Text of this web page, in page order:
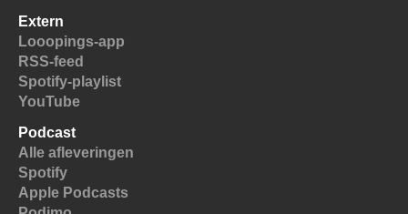
Extern
Looopings-app
RSS-feed
Spotify-playlist
YouTube
Podcast
Alle afleveringen
Spotify
Apple Podcasts